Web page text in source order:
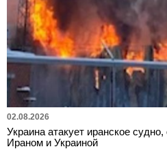
02.08.2026
Украина атакует иранское
Ираном и Украиной